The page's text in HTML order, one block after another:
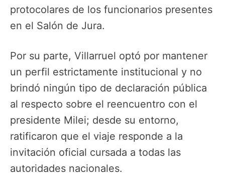
protocolares de los funcionarios presentes
en el Salón de Jura.
Por su parte, Villarruel optó por mantener
un perfil estrictamente institucional y no
brindó ningún tipo de declaración pública
al respecto sobre el reencuentro con el
presidente Milei; desde su entorno,
ratificaron que el viaje responde a la
invitación oficial cursada a todas las
autoridades nacionales.